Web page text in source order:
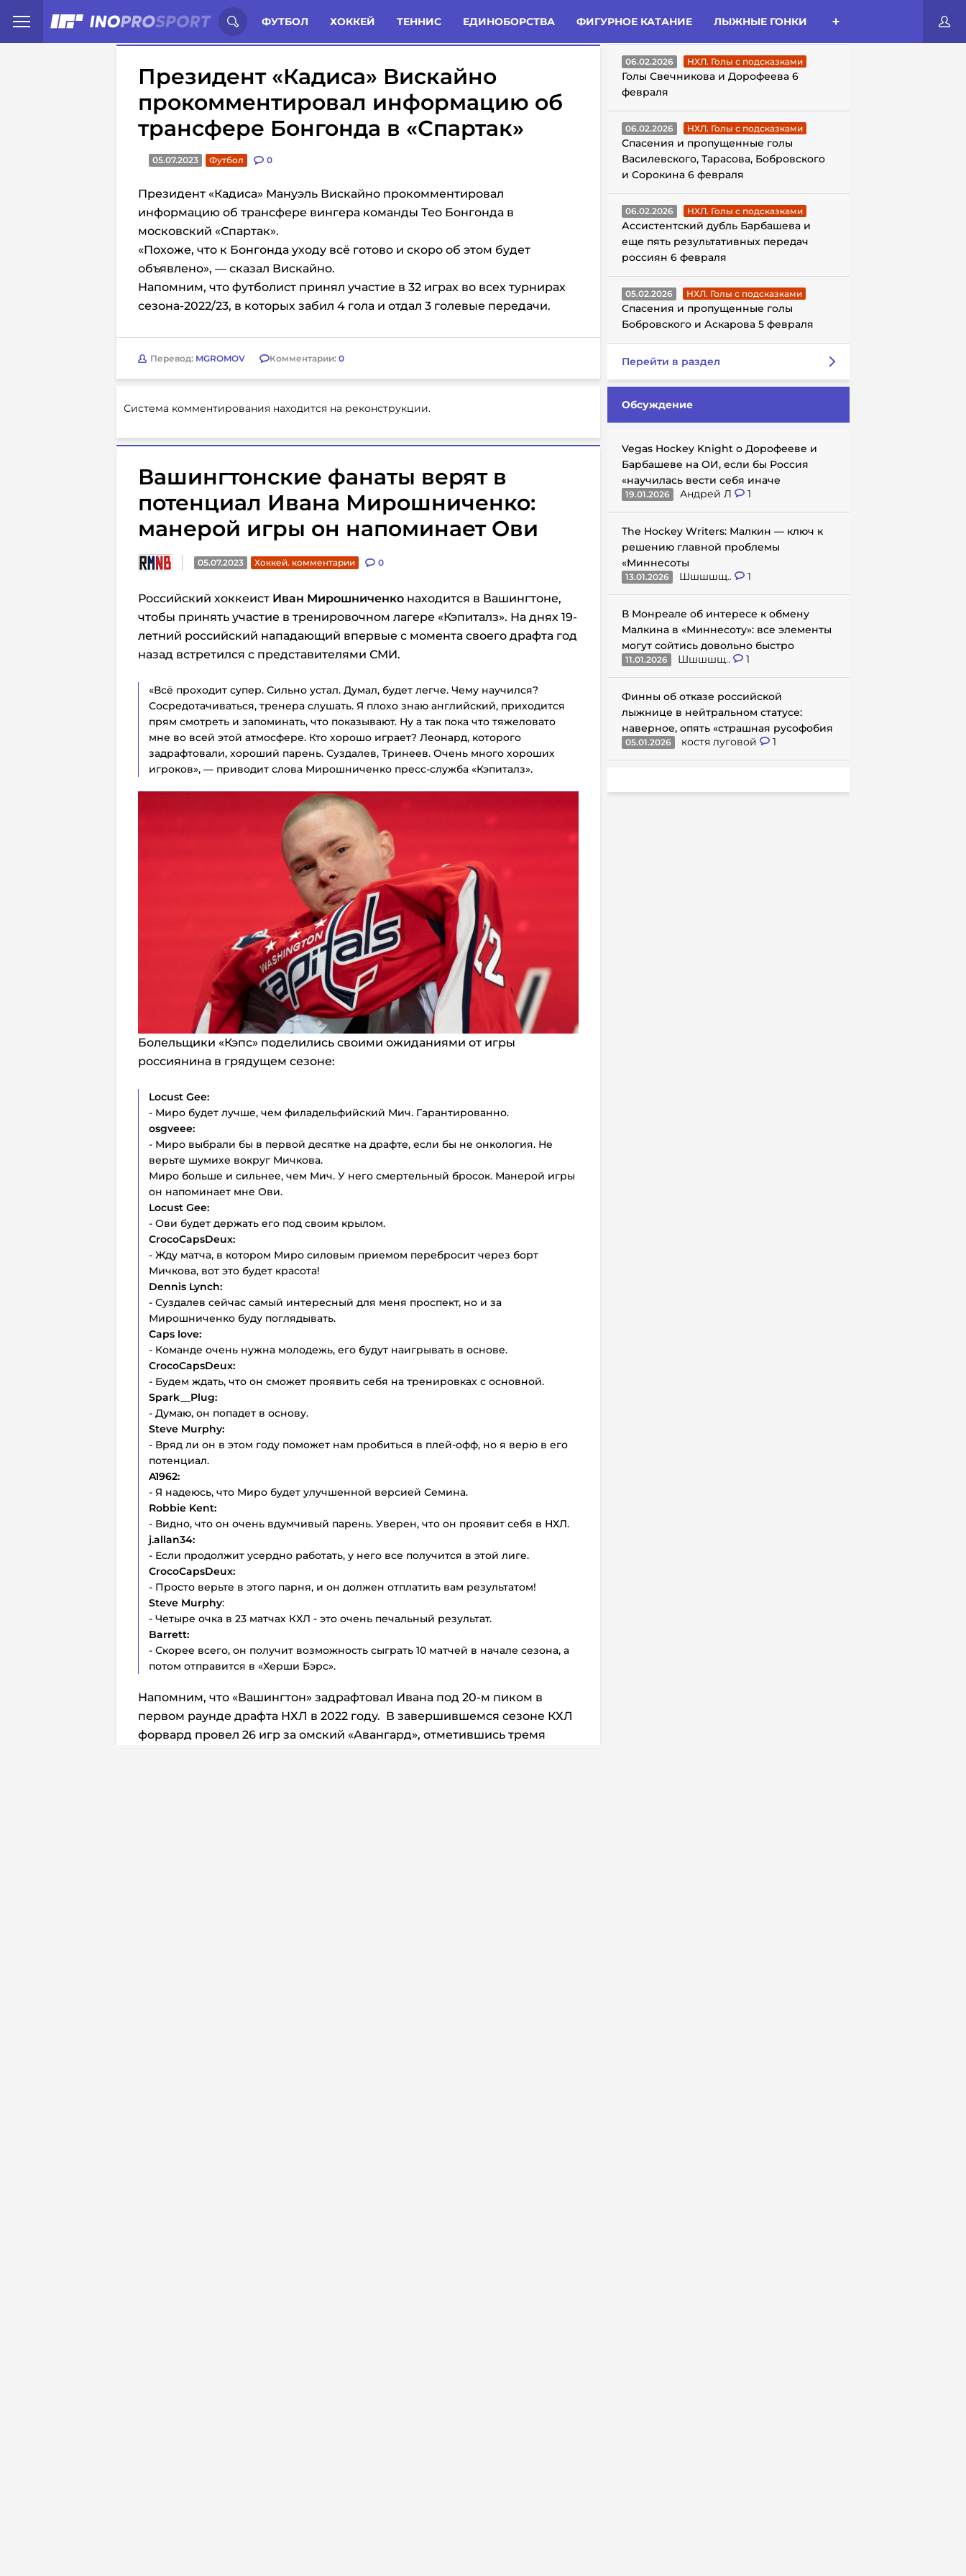
ФУТБОЛ ХОККЕЙ ТЕННИС ЕДИНОБОРСТВА ФИГУРНОЕ КАТАНИЕ ЛЫЖНЫЕ ГОНКИ
Иностранцы о спорте России: Статьи Комменты Новости
Президент «Кадиса» Вискайно
прокомментировал информацию об
трансфере Бонгонда в «Спартак»
05.07.2023 Футбол 0
Президент «Кадиса» Мануэль Вискайно прокомментировал
информацию об трансфере вингера команды Тео Бонгонда в
московский «Спартак».
«Похоже, что к Бонгонда уходу всё готово и скоро об этом будет
объявлено», — сказал Вискайно.
Напомним, что футболист принял участие в 32 играх во всех турнирах
сезона-2022/23, в которых забил 4 гола и отдал 3 голевые передачи.
Перевод: MGROMOV Комментарии: 0
Система комментирования находится на реконструкции.
Вашингтонские фанаты верят в
потенциал Ивана Мирошниченко:
манерой игры он напоминает Ови
05.07.2023 Хоккей. комментарии 0
Российский хоккеист Иван Мирошниченко находится в Вашингтоне,
чтобы принять участие в тренировочном лагере «Кэпиталз». На днях 19-
летний российский нападающий впервые с момента своего драфта год
назад встретился с представителями СМИ.
«Всё проходит супер. Сильно устал. Думал, будет легче. Чему научился?
Сосредотачиваться, тренера слушать. Я плохо знаю английский, приходится
прям смотреть и запоминать, что показывают. Ну а так пока что тяжеловато
мне во всей этой атмосфере. Кто хорошо играет? Леонард, которого
задрафтовали, хороший парень. Суздалев, Тринеев. Очень много хороших
игроков», — приводит слова Мирошниченко пресс-служба «Кэпиталз».
Болельщики «Кэпс» поделились своими ожиданиями от игры
россиянина в грядущем сезоне:
Locust Gee:
- Миро будет лучше, чем филадельфийский Мич. Гарантированно.
osgveee:
- Миро выбрали бы в первой десятке на драфте, если бы не онкология. Не
верьте шумихе вокруг Мичкова.
Миро больше и сильнее, чем Мич. У него смертельный бросок. Манерой игры
он напоминает мне Ови.
Locust Gee:
- Ови будет держать его под своим крылом.
CrocoCapsDeux:
- Жду матча, в котором Миро силовым приемом перебросит через борт
Мичкова, вот это будет красота!
Dennis Lynch:
- Суздалев сейчас самый интересный для меня проспект, но и за
Мирошниченко буду поглядывать.
Caps love:
- Команде очень нужна молодежь, его будут наигрывать в основе.
CrocoCapsDeux:
- Будем ждать, что он сможет проявить себя на тренировках с основной.
Spark__Plug:
- Думаю, он попадет в основу.
Steve Murphy:
- Вряд ли он в этом году поможет нам пробиться в плей-офф, но я верю в его
потенциал.
A1962:
- Я надеюсь, что Миро будет улучшенной версией Семина.
Robbie Kent:
- Видно, что он очень вдумчивый парень. Уверен, что он проявит себя в НХЛ.
j.allan34:
- Если продолжит усердно работать, у него все получится в этой лиге.
CrocoCapsDeux:
- Просто верьте в этого парня, и он должен отплатить вам результатом!
Steve Murphy:
- Четыре очка в 23 матчах КХЛ - это очень печальный результат.
Barrett:
- Скорее всего, он получит возможность сыграть 10 матчей в начале сезона, а
потом отправится в «Херши Бэрс».
Напомним, что «Вашингтон» задрафтовал Ивана под 20-м пиком в
первом раунде драфта НХЛ в 2022 году. В завершившемся сезоне КХЛ
форвард провел 26 игр за омский «Авангард», отметившись тремя
ГОЛЫ С ПОДСКАЗКАМИ
06.02.2026 НХЛ. Голы с подсказками
Голы Свечникова и Дорофеева 6
февраля
06.02.2026 НХЛ. Голы с подсказками
Спасения и пропущенные голы
Василевского, Тарасова, Бобровского
и Сорокина 6 февраля
06.02.2026 НХЛ. Голы с подсказками
Ассистентский дубль Барбашева и
еще пять результативных передач
россиян 6 февраля
05.02.2026 НХЛ. Голы с подсказками
Спасения и пропущенные голы
Бобровского и Аскарова 5 февраля
Перейти в раздел
Обсуждение
Vegas Hockey Knight о Дорофееве и
Барбашеве на ОИ, если бы Россия
«научилась вести себя иначе
19.01.2026 Андрей Л 1
The Hockey Writers: Малкин — ключ к
решению главной проблемы
«Миннесоты
13.01.2026 Шшшшщ.. 1
В Монреале об интересе к обмену
Малкина в «Миннесоту»: все элементы
могут сойтись довольно быстро
11.01.2026 Шшшшщ.. 1
Финны об отказе российской
лыжнице в нейтральном статусе:
наверное, опять «страшная русофобия
05.01.2026 костя луговой 1